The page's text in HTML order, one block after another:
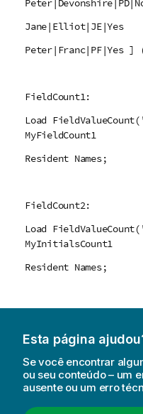
Jane|Elliot|JE|Yes
FieldCount1:
Load
MyFieldCount1
Resident Names;
FieldCount2:
Load
MyInitialsCount1
Resident Names;
Esta página
Se você encontrar
ou seu conteúdo – um
ausente ou um erro